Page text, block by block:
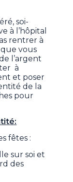
soi-
à l’hôpital
rentrer à
que vous
l’argent
à
et poser
de la
pour
fêtes :
sur soi et
des